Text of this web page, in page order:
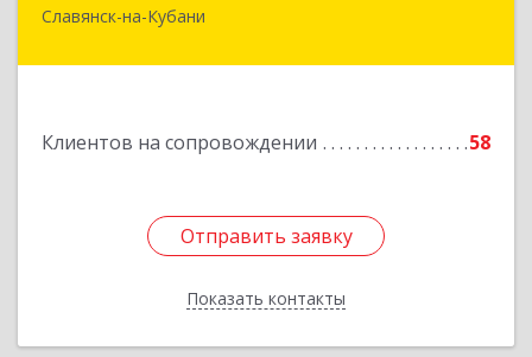
Славянск-на-Кубани
Клиентов на сопровождении 58
Отправить заявку
Показать контакты
353562, Краснодарский край, Славянский р-н,
Отправить заявку
Назад